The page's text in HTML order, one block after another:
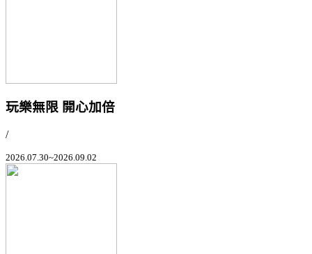
玩樂無限 開心加倍
/
2026.07.30~2026.09.02